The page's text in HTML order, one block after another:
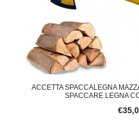
ACCETTA SPACCALEGNA
SPACCARE LEGNA